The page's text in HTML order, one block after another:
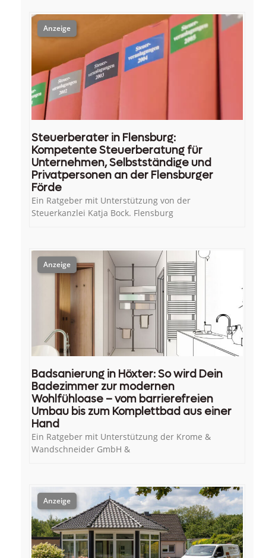
Steuerberater in Flensburg:
Kompetente Steuerberatung für
Unternehmen, Selbstständige und
Privatpersonen an der Flensburger
Förde
Ein Ratgeber mit Unterstützung von der
Steuerkanzlei Katja Bock. Flensburg
Badsanierung in Höxter: So wird Dein
Badezimmer zur modernen
Wohlfühloase – vom barrierefreien
Umbau bis zum Komplettbad aus einer
Hand
Ein Ratgeber mit Unterstützung der Krome &
Wandschneider GmbH &